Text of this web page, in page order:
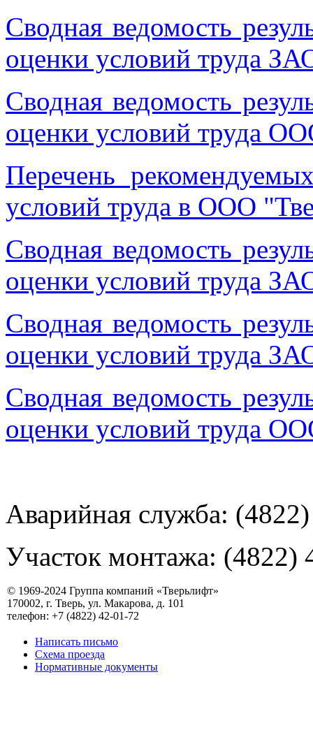
Сводная ведомость
оценки условий труда
Сводная ведомость
оценки условий труда
Перечень
условий труда в ООО
Сводная ведомость
оценки условий труда
Сводная ведомость
оценки условий труда
Сводная ведомость
оценки условий труда
Аварийная служба:
Участок монтажа: (4822)
© 1969-2024 Группа компаний «Тверьлифт»
170002, г. Тверь, ул. Макарова, д. 101
телефон: +7 (4822) 42-01-72
Написать письмо
Схема проезда
Нормативные документы